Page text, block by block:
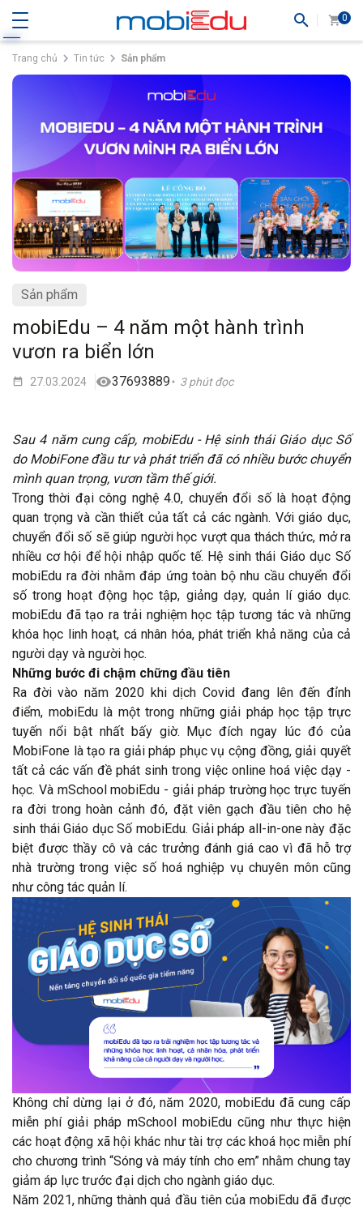
0
Trang chủ Tin tức Sản phẩm
Sản phẩm
mobiEdu – 4 năm một hành trình
vươn ra biển lớn
27.03.2024 37693889 3 phút đọc
Sau 4 năm cung cấp, mobiEdu - Hệ sinh thái Giáo dục Số
do MobiFone đầu tư và phát triển đã có nhiều bước chuyển
mình quan trọng, vươn tầm thế giới.
Trong thời đại công nghệ 4.0, chuyển đổi số là hoạt động
quan trọng và cần thiết của tất cả các ngành. Với giáo dục,
chuyển đổi số sẽ giúp người học vượt qua thách thức, mở ra
nhiều cơ hội để hội nhập quốc tế. Hệ sinh thái Giáo dục Số
mobiEdu ra đời nhằm đáp ứng toàn bộ nhu cầu chuyển đổi
số trong hoạt động học tập, giảng dạy, quản lí giáo dục.
mobiEdu đã tạo ra trải nghiệm học tập tương tác và những
khóa học linh hoạt, cá nhân hóa, phát triển khả năng của cả
người dạy và người học.
Những bước đi chậm chững đầu tiên
Ra đời vào năm 2020 khi dịch Covid đang lên đến đỉnh
điểm, mobiEdu là một trong những giải pháp học tập trực
tuyến nổi bật nhất bấy giờ. Mục đích ngay lúc đó của
MobiFone là tạo ra giải pháp phục vụ cộng đồng, giải quyết
tất cả các vấn đề phát sinh trong việc online hoá việc dạy -
học. Và mSchool mobiEdu - giải pháp trường học trực tuyến
ra đời trong hoàn cảnh đó, đặt viên gạch đầu tiên cho hệ
sinh thái Giáo dục Số mobiEdu. Giải pháp all-in-one này đặc
biệt được thầy cô và các trưởng đánh giá cao vì đã hỗ trợ
nhà trường trong việc số hoá nghiệp vụ chuyên môn cũng
như công tác quản lí.
Không chỉ dừng lại ở đó, năm 2020, mobiEdu đã cung cấp
miễn phí giải pháp mSchool mobiEdu cũng như thực hiện
các hoạt động xã hội khác như tài trợ các khoá học miễn phí
cho chương trình “Sóng và máy tính cho em” nhằm chung tay
giảm áp lực trước đại dịch cho ngành giáo dục.
Năm 2021, những thành quả đầu tiên của mobiEdu đã được